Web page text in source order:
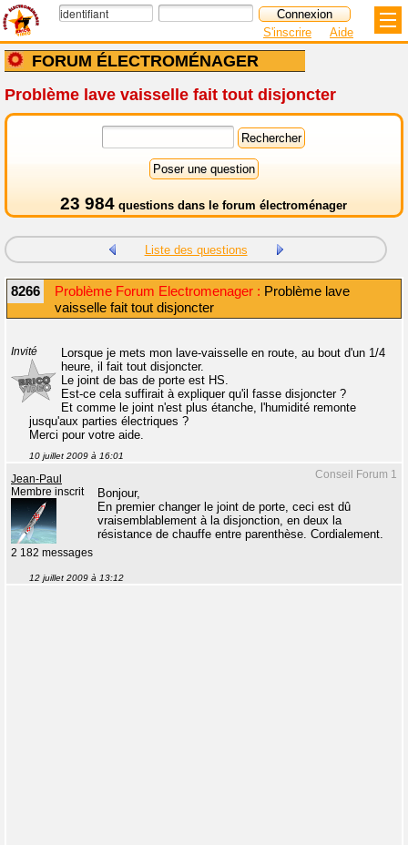
FORUM ÉLECTROMÉNAGER
S'inscrire Aide
Problème lave vaisselle fait tout disjoncter
23 984 questions dans le forum électroménager
Liste des questions
8266 Problème Forum Electromenager : Problème lave
vaisselle fait tout disjoncter
Invité
Lorsque je mets mon lave-vaisselle en route, au bout d'un 1/4
heure, il fait tout disjoncter.
Le joint de bas de porte est HS.
Est-ce cela suffirait à expliquer qu'il fasse disjoncter ?
Et comme le joint n'est plus étanche, l'humidité remonte
jusqu'aux parties électriques ?
Merci pour votre aide.
10 juillet 2009 à 16:01
Conseil Forum 1
Jean-Paul
Membre inscrit
2 182 messages
Bonjour,
En premier changer le joint de porte, ceci est dû
vraisemblablement à la disjonction, en deux la
résistance de chauffe entre parenthèse. Cordialement.
12 juillet 2009 à 13:12